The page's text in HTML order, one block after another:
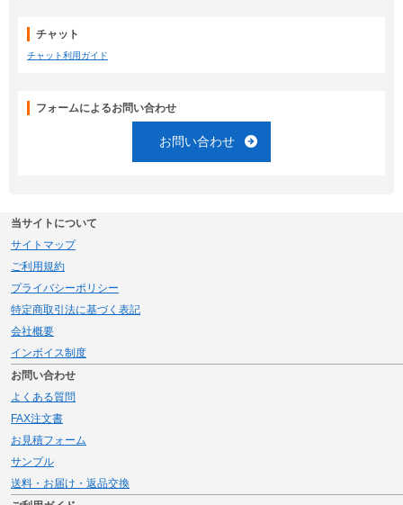
チャット
チャット利用ガイド
フォームによるお問い合わせ
お問い合わせ
当サイトについて
サイトマップ
ご利用規約
プライバシーポリシー
特定商取引法に基づく表記
会社概要
インボイス制度
お問い合わせ
よくある質問
FAX注文書
お見積フォーム
サンプル
送料・お届け・返品交換